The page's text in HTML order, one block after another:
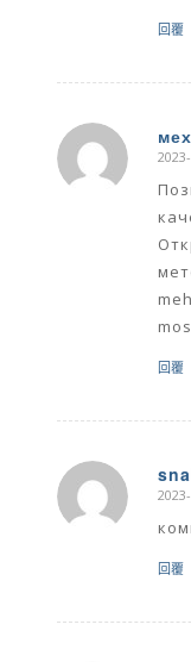
回覆
回覆
回覆